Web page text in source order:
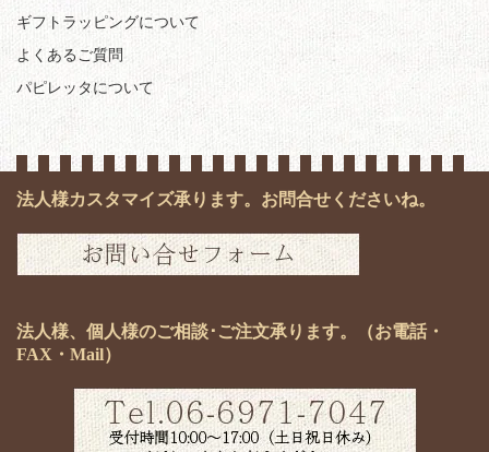
ギフトラッピングについて
よくあるご質問
パピレッタについて
法人様カスタマイズ承ります。お問合せくださいね。
法人様、個人様のご相談･ご注文承ります。（お電話・
FAX・Mail）